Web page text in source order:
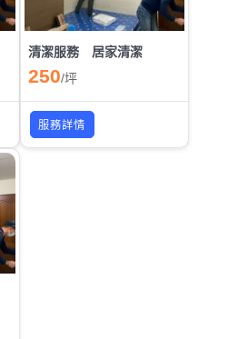
清潔服務 居家清潔
250/坪
服務詳情